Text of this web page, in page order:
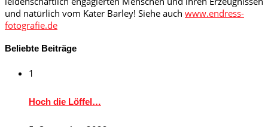
und natürlich vom Kater Barley! Siehe auch www.endress-
fotografie.de
Beliebte Beiträge
1
Hoch die Löffel…